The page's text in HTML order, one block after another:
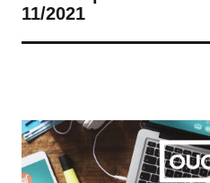
11/2021